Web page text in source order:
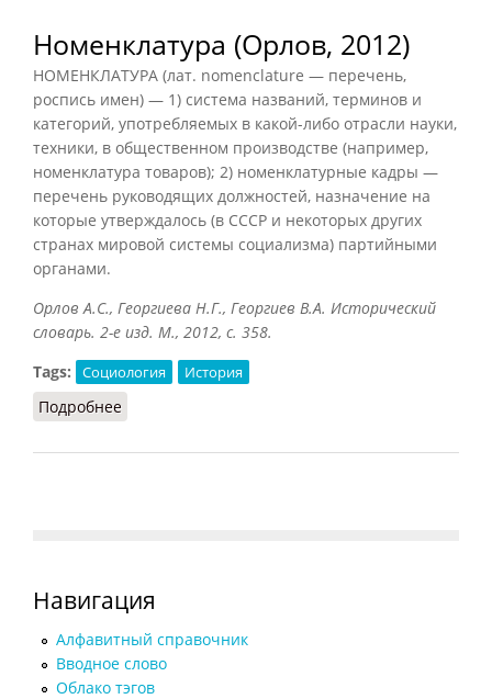
Номенклатура (Орлов, 2012)
НОМЕНКЛАТУРА (лат. nomenclature — перечень,
роспись имен) — 1) система названий, терминов и
категорий, употребляемых в какой-либо отрасли науки,
техники, в общественном производстве (например,
номенклатура товаров); 2) номенклатурные кадры —
перечень руководящих должностей, назначение на
которые утверждалось (в СССР и некоторых других
странах мировой системы социализма) партийными
органами.
Орлов А.С., Георгиева Н.Г., Георгиев В.А. Исторический
словарь. 2-е изд. М., 2012, с. 358.
Tags:
Социология История
Подробнее
Навигация
Алфавитный справочник
Вводное слово
Облако тэгов